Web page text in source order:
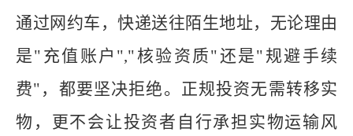
通过网约车，快递送往陌生地址，无论理由
是"充值账户","核验资质"还是"规避手续
费"，都要坚决拒绝。正规投资无需转移实
物，更不会让投资者自行承担实物运输风